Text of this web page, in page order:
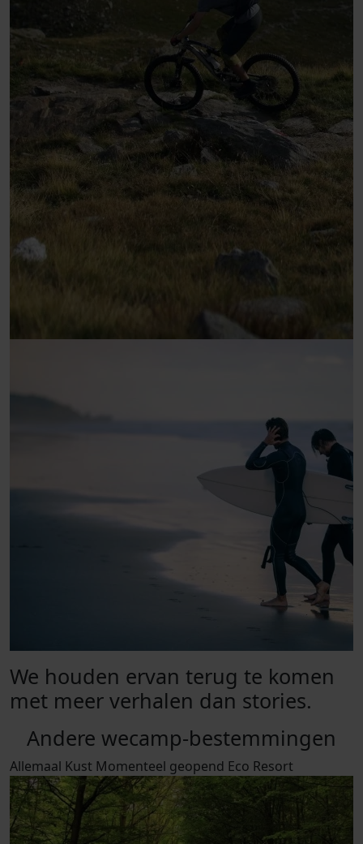
We houden ervan terug te komen
met meer verhalen dan stories.
Andere wecamp-bestemmingen
Allemaal Kust Momenteel geopend Eco Resort